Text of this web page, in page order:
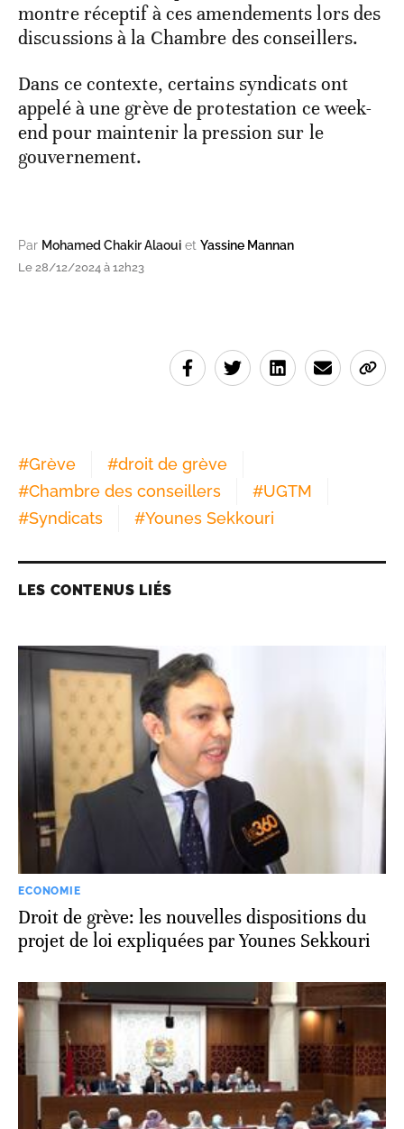
montre réceptif à ces amendements lors des
discussions à la Chambre des conseillers.
Dans ce contexte, certains syndicats ont
appelé à une grève de protestation ce week-
end pour maintenir la pression sur le
gouvernement.
Par Mohamed Chakir Alaoui et Yassine Mannan
Le 28/12/2024 à 12h23
#Grève #droit de grève
#Chambre des conseillers #UGTM
#Syndicats #Younes Sekkouri
LES CONTENUS LIÉS
ECONOMIE
Droit de grève: les nouvelles dispositions du
projet de loi expliquées par Younes Sekkouri